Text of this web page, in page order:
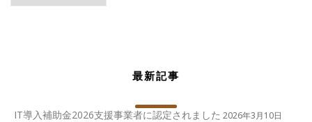
最新記事
IT導入補助金2026支援事業者に認定されました 2026年3月10日